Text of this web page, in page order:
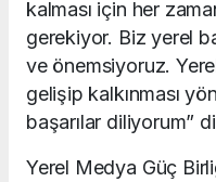
kalması için her
gerekiyor. Biz yerel
ve önemsiyoruz. Yerel
gelişip kalkınması
başarılar diliyorum”
Yerel Medya Güç